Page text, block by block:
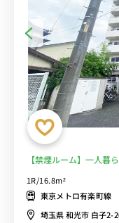
【禁煙ルーム】一人暮
楽町線 地下鉄成増駅 徒
1R/16.8m²
東京メトロ有楽町
埼玉県 和光市 白子2-